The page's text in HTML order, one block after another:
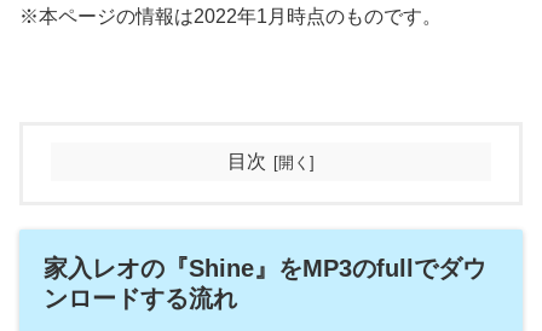
※本ページの情報は2022年1月時点のものです。
目次
家入レオの『Shine』をMP3のfullでダウ
ンロードする流れ